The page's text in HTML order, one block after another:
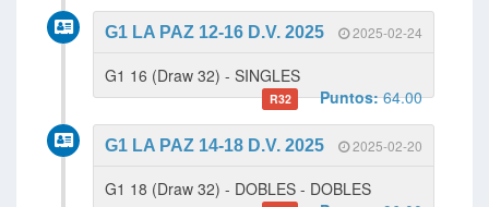
2025-02-24
G1 LA PAZ 12-16 D.V. 2025
G1 16 (Draw 32) - SINGLES
R32 Puntos:64.00
2025-02-20
G1 LA PAZ 14-18 D.V. 2025
G1 18 (Draw 32) - DOBLES - DOBLES